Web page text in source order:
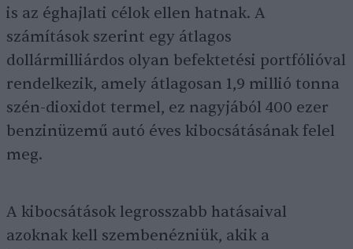
is az éghajlati célok ellen hatnak. A
számítások szerint egy átlagos
dollármilliárdos olyan befektetési portfólióval
rendelkezik, amely átlagosan 1,9 millió tonna
szén-dioxidot termel, ez nagyjából 400 ezer
benzinüzemű autó éves kibocsátásának felel
meg.
A kibocsátások legrosszabb hatásaival
azoknak kell szembenézniük, akik a